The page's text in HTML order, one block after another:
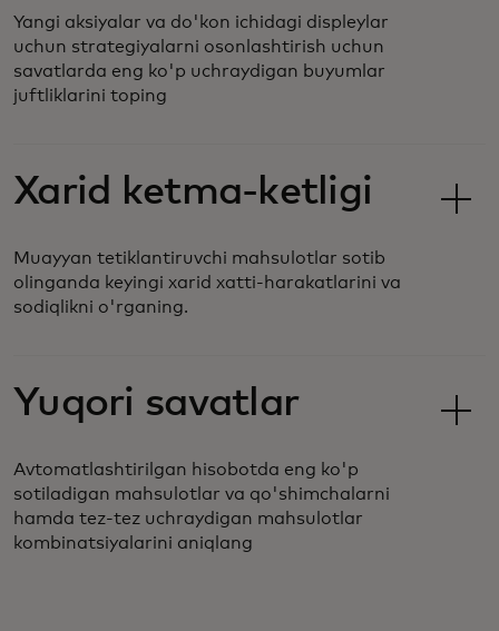
Yangi aksiyalar va do'kon ichidagi displeylar
uchun strategiyalarni osonlashtirish uchun
savatlarda eng ko'p uchraydigan buyumlar
juftliklarini toping
Xarid ketma-ketligi
Muayyan tetiklantiruvchi mahsulotlar sotib
olinganda keyingi xarid xatti-harakatlarini va
sodiqlikni o'rganing.
Yuqori savatlar
Avtomatlashtirilgan hisobotda eng ko'p
sotiladigan mahsulotlar va qo'shimchalarni
hamda tez-tez uchraydigan mahsulotlar
kombinatsiyalarini aniqlang